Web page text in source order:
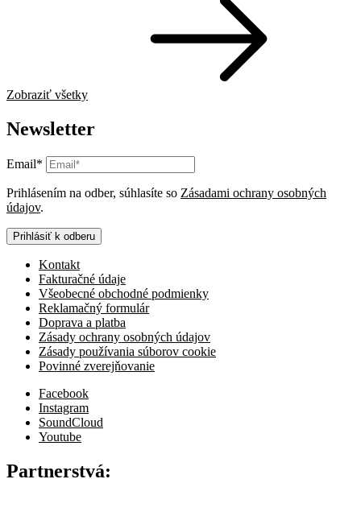
Zobraziť všetky
Newsletter
Email*
Prihlásením na odber, súhlasíte so Zásadami ochrany osobných
údajov.
Prihlásiť k odberu
Kontakt
Fakturačné údaje
Všeobecné obchodné podmienky
Reklamačný formulár
Doprava a platba
Zásady ochrany osobných údajov
Zásady používania súborov cookie
Povinné zverejňovanie
Facebook
Instagram
SoundCloud
Youtube
Partnerstvá: